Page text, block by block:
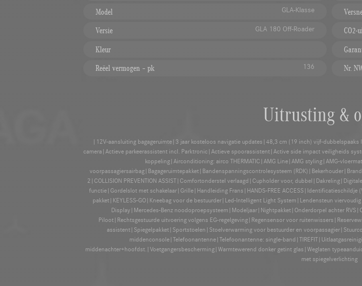
Model GLA-Klasse
Versie GLA 180 Off-Roader
Kleur
Reëel vermogen – pk
136
CO2-
Nr.
Uitrusting &
|12V-aansluiting bagageruimte|3 jaar kosteloos navigatie updates|48,3 cm (19 inch) vijf-
camera|Actieve parkeerassistent incl. Parktronic|Actieve spoorassistent|Active side impact veiligheids
koppeling|Airconditioning: airco THERMATIC|AMG Line|AMG styling|AMG-
voorpassagiersairbag|Bagageruimtepakket|Bandenspanningscontrolesysteem
2|COLLISION PREVENTION ASSIST|Comfortonderstel verlaagd|Cupholder voor,
functie|Gordelslot met schakelaar|Grille|Handleiding Frans|HANDS-FREE ACCESS|Identificatieschildje
pakket|KEYLESS-GO|Kneebag voor de bestuurder|Led-Intelligent Light System|Lendensteun
Display|Mercedes-Benz noodoproepsysteem|Modeljaar|Nightpakket|Onderdorpel achter
Piloot|Rechtsgestuurde uitvoering volgens EG-regelgeving|Regensensor voor
assistent|Spiegelpakket|Sportstoelen|Stoelverwarming voor bestuurder en
middenconsole|Telefoonantenne|Telefoonantenne: single-
middenachter+hoofdst.|Voetgangersbescherming|Warmtewerend donker getint glas|Weglaten
met spiegelverlichting